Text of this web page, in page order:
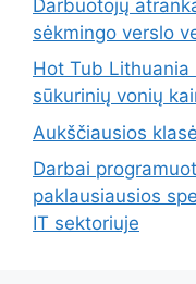
Darbuotojų
sėkmingo verslo
Hot Tub Lithuania
sūkurinių vonių
Aukščiausios
Darbai
paklausiausios
IT sektoriuje